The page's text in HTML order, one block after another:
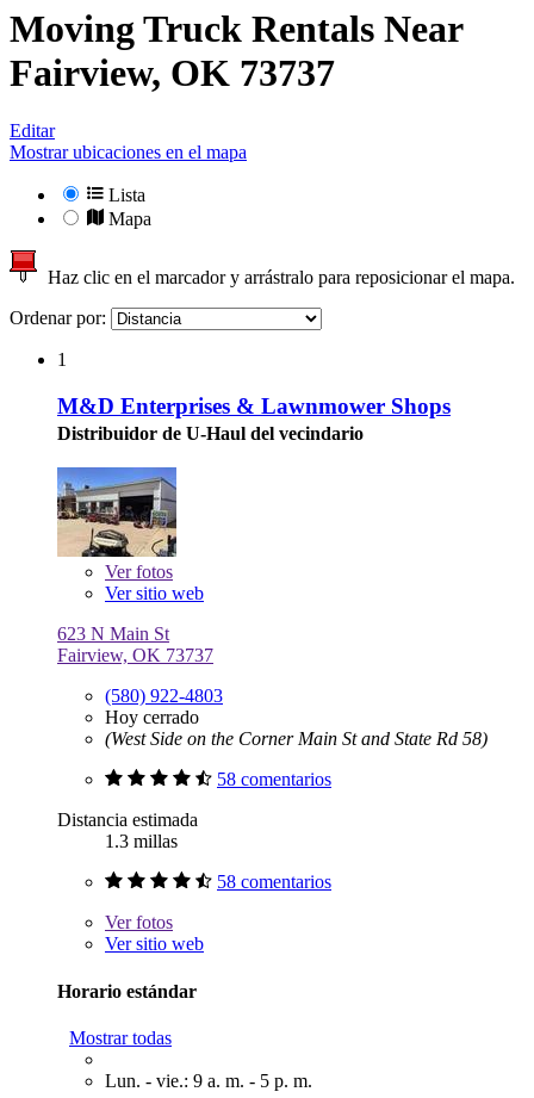
Moving Truck Rentals Near
Fairview, OK 73737
Editar
Mostrar ubicaciones en el mapa
Lista
Mapa
Haz clic en el marcador y arrástralo para reposicionar el mapa.
Ordenar por:
1
M&D Enterprises & Lawnmower Shops
Distribuidor de U-Haul del vecindario
Verfotos
Ver sitio web
623 N Main St
Fairview, OK 73737
(580) 922-4803
Hoy cerrado
(West Side on the Corner Main St and State Rd 58)
58 comentarios
Distancia estimada
1.3 millas
58 comentarios
Verfotos
Ver sitio web
Horario estándar
Mostrar todas
Lun. - vie.: 9 a. m. - 5 p. m.